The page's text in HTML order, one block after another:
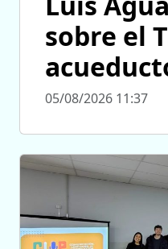
sobre el
05/08/2026 11:37